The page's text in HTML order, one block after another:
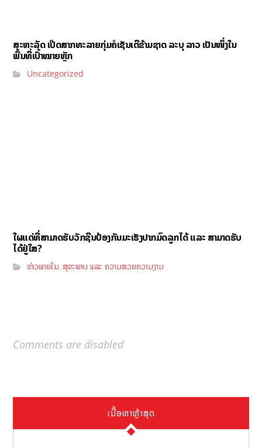
ສະຫະລັດ ເປີດສາກທະລາຍກຸ່ມຄໍເຊັນເຕີຂ້າມຊາດ ລະບຸ ລາວ ເປັນໜຶ່ງໃນ
ພື້ນທີ່ເປົ້າໝາຍຫຼັກ
Uncategorized
ໃຜແດ່ທີ່ສາມາດຮັບວັກຊີນປ້ອງກັນມະເຮັງປາກມົດລູກໄດ້ ແລະ ສາມາດຮັບ
ໄດ້ຢູ່ໃສ?
ຂ່າວພາຍໃນ,ສຸຂະພາບ ແລະ ຄວາມສວຍຄວາມງາມ
Comments are disabled
ເນື້ອຫາຫຼ້າສຸດ